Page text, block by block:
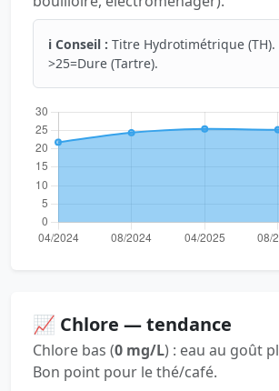
ℹ️ Conseil : Titre Hydrotimétrique (TH).
>25=Dure (Tartre).
📈 Chlore — tendance
Chlore bas (0 mg/L) : eau au goût
Bon point pour le thé/café.